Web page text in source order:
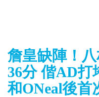
詹皇缺陣！
36分 偕AD打
和ONeal後首